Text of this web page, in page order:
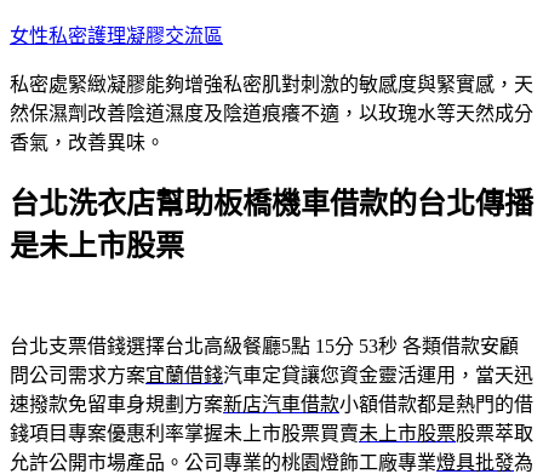
跳
主
要
內
女性私密護理凝膠交流區
私密處緊緻凝膠能夠增強私密肌對刺激的敏感度與緊實感，天
然保濕劑改善陰道濕度及陰道痕癢不適，以玫瑰水等天然成分
香氣，改善異味。
台北洗衣店幫助板橋機車借款的台北傳播
是未上市股票
台北支票借錢選擇台北高級餐廳5點 15分 53秒 各類借款安顧
問公司需求方案宜蘭借錢汽車定貸讓您資金靈活運用，當天迅
速撥款免留車身規劃方案新店汽車借款小額借款都是熱門的借
錢項目專案優惠利率掌握未上市股票買賣未上市股票股票萃取
允許公開市場產品。公司專業的桃園燈飾工廠專業燈具批發為